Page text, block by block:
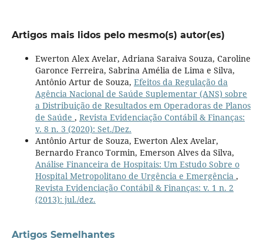
Artigos mais lidos pelo mesmo(s) autor(es)
Ewerton Alex Avelar, Adriana Saraiva Souza, Caroline
Garonce Ferreira, Sabrina Amélia de Lima e Silva,
Antônio Artur de Souza, Efeitos da Regulação da
Agência Nacional de Saúde Suplementar (ANS) sobre
a Distribuição de Resultados em Operadoras de Planos
de Saúde , Revista Evidenciação Contábil & Finanças:
v. 8 n. 3 (2020): Set./Dez.
Antônio Artur de Souza, Ewerton Alex Avelar,
Bernardo Franco Tormin, Emerson Alves da Silva,
Análise Financeira de Hospitais: Um Estudo Sobre o
Hospital Metropolitano de Urgência e Emergência ,
Revista Evidenciação Contábil & Finanças: v. 1 n. 2
(2013): jul./dez.
Artigos Semelhantes